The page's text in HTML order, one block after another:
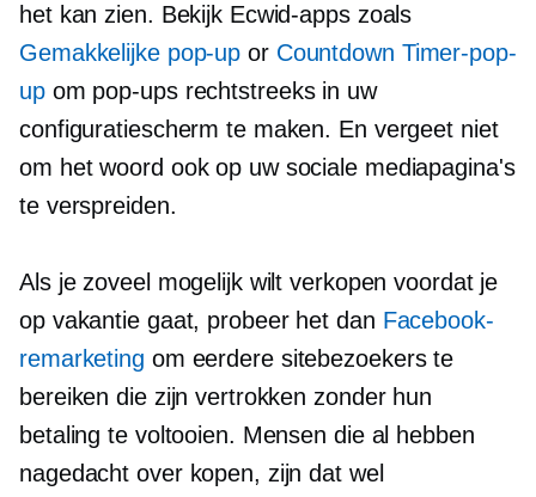
het kan zien. Bekijk Ecwid-apps zoals
Gemakkelijke pop-up or Countdown Timer-pop-
upom pop-ups rechtstreeks in uw
configuratiescherm te maken. En vergeet niet
om het woord ook op uw sociale mediapagina's
te verspreiden.
Als je zoveel mogelijk wilt verkopen voordat je
op vakantie gaat, probeer het dan Facebook-
remarketing om eerdere sitebezoekers te
bereiken die zijn vertrokken zonder hun
betaling te voltooien. Mensen die al hebben
nagedacht over kopen, zijn dat wel